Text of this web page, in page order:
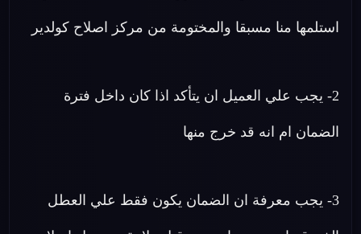
استلمها منا مسبقا والمختومة من مركز اصلاح كولدير
2- يجب علي العميل ان يتأكد اذا كان داخل فترة
الضمان ام انه قد خرج منها
3- يجب معرفة ان الضمان يكون فقط علي العطل